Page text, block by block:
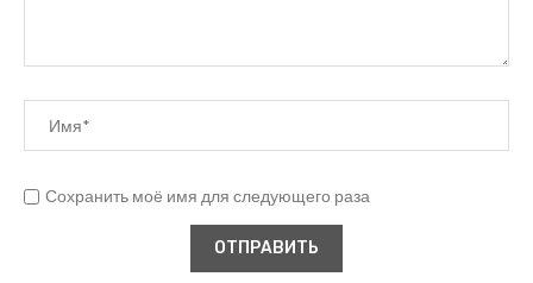
Сохранить моё имя для следующего раза